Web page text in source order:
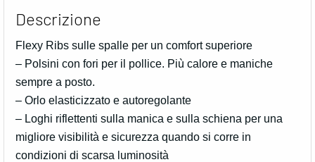
Descrizione
Flexy Ribs sulle spalle per un comfort superiore
– Polsini con fori per il pollice. Più calore e maniche
sempre a posto.
– Orlo elasticizzato e autoregolante
– Loghi riflettenti sulla manica e sulla schiena per una
migliore visibilità e sicurezza quando si corre in
condizioni di scarsa luminosità